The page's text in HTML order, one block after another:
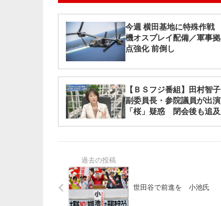
今週 横田基地に特殊作戦
機オスプレイ配備／軍事拠
点強化 前倒し
【ＢＳフジ番組】田村智子
副委員長・参院議員が出演
「桜」疑惑 閉会後も追及
世田谷で前進を 小池氏